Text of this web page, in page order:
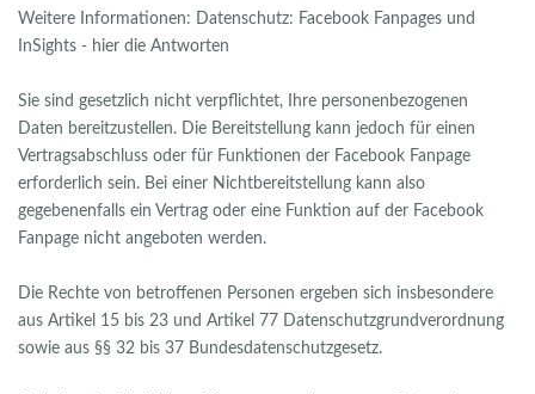
Weitere Informationen: Datenschutz: Facebook Fanpages und
InSights - hier die Antworten
Sie sind gesetzlich nicht verpflichtet, Ihre personenbezogenen
Daten bereitzustellen. Die Bereitstellung kann jedoch für einen
Vertragsabschluss oder für Funktionen der Facebook Fanpage
erforderlich sein. Bei einer Nichtbereitstellung kann also
gegebenenfalls ein Vertrag oder eine Funktion auf der Facebook
Fanpage nicht angeboten werden.
Die Rechte von betroffenen Personen ergeben sich insbesondere
aus Artikel 15 bis 23 und Artikel 77 Datenschutzgrundverordnung
sowie aus §§ 32 bis 37 Bundesdatenschutzgesetz.